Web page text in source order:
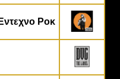
Ροκ